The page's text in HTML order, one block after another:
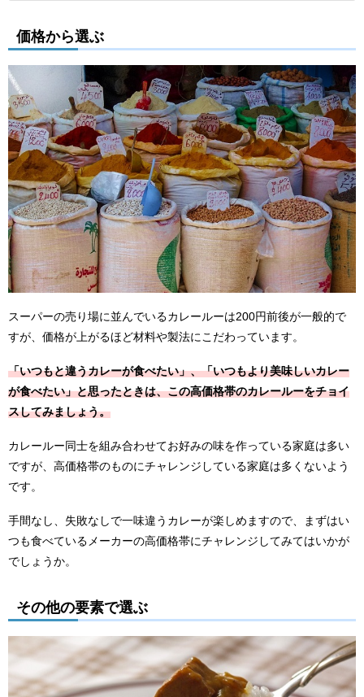
価格から選ぶ
スーパーの売り場に並んでいるカレールーは200円前後が一般的で
すが、価格が上がるほど材料や製法にこだわっています。
「いつもと違うカレーが食べたい」、「いつもより美味しいカレー
が食べたい」と思ったときは、この高価格帯のカレールーをチョイ
スしてみましょう。
カレールー同士を組み合わせてお好みの味を作っている家庭は多い
ですが、高価格帯のものにチャレンジしている家庭は多くないよう
です。
手間なし、失敗なしで一味違うカレーが楽しめますので、まずはい
つも食べているメーカーの高価格帯にチャレンジしてみてはいかが
でしょうか。
その他の要素で選ぶ